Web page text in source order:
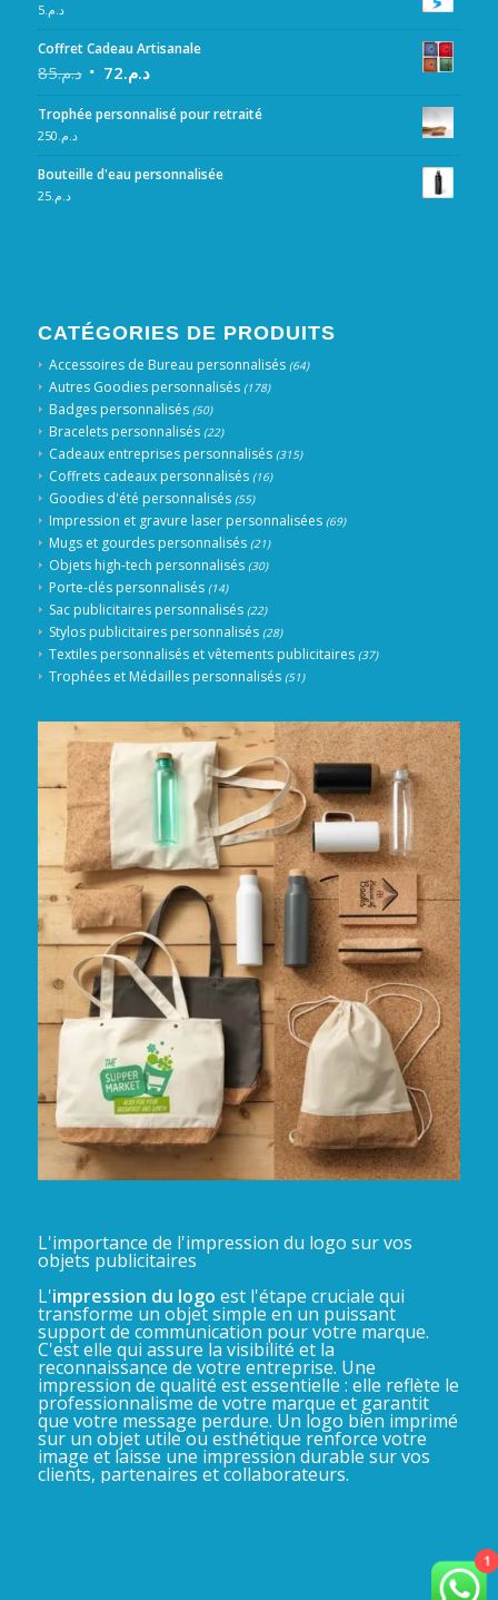
د.م.5
Coffret Cadeau Artisanale
د.م.85 د.م.72
Trophée personnalisé pour retraité
د.م.250
Bouteille d'eau personnalisée
د.م.25
CATÉGORIES DE PRODUITS
Accessoires de Bureau personnalisés (64)
Autres Goodies personnalisés (178)
Badges personnalisés (50)
Bracelets personnalisés (22)
Cadeaux entreprises personnalisés (315)
Coffrets cadeaux personnalisés (16)
Goodies d'été personnalisés (55)
Impression et gravure laser personnalisées (69)
Mugs et gourdes personnalisés (21)
Objets high-tech personnalisés (30)
Porte-clés personnalisés (14)
Sac publicitaires personnalisés (22)
Stylos publicitaires personnalisés (28)
Textiles personnalisés et vêtements publicitaires (37)
Trophées et Médailles personnalisés (51)
L'importance de l'impression du logo sur vos
objets publicitaires
L'impression du logo est l'étape cruciale qui
transforme un objet simple en un puissant
support de communication pour votre marque.
C'est elle qui assure la visibilité et la
reconnaissance de votre entreprise. Une
impression de qualité est essentielle : elle reflète le
professionnalisme de votre marque et garantit
que votre message perdure. Un logo bien imprimé
sur un objet utile ou esthétique renforce votre
image et laisse une impression durable sur vos
clients, partenaires et collaborateurs.
1